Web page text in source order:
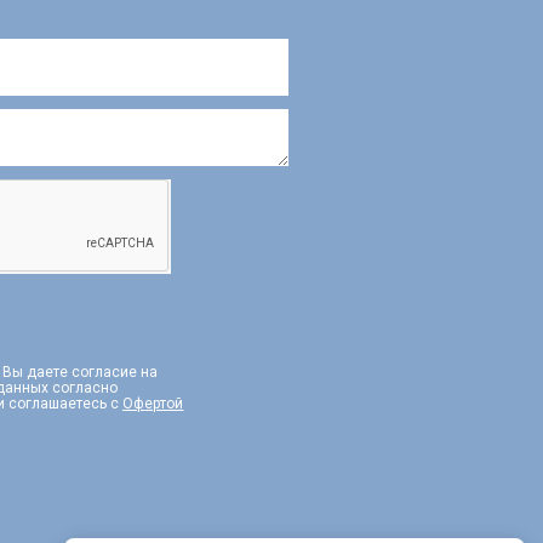
даете согласие на
согласно
соглашаетесь с Офертой